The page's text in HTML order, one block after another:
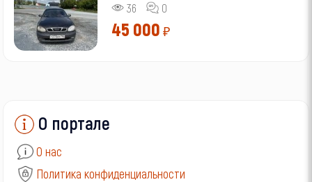
36 0
45 000 ₽
О портале
О нас
Политика конфиденциальности